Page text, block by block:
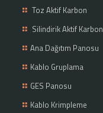
Toz Aktif Karbon
Silindirik Aktif Karbon
Ana Dağıtım Panosu
Kablo Gruplama
GES Panosu
Kablo Krimpleme